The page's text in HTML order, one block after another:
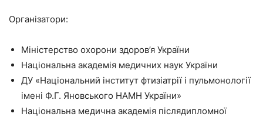
Організатори:
Міністерство охорони здоров’я України
Національна академія медичних наук України
ДУ «Національний інститут фтизіатрії і пульмонології
імені Ф.Г. Яновського НАМН України»
Національна медична академія післядипломної